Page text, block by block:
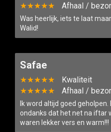
★★★★★
Afhaal /
Was heerlijk, iets te laat
Walid!
Safae
★★★★★
Kwaliteit
★★★★★
Afhaal /
Ik word altijd goed
ondanks dat het net na iftar
waren lekker vers en warm!!!